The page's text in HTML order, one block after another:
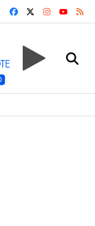
FACEBOOK
YOUTUBE